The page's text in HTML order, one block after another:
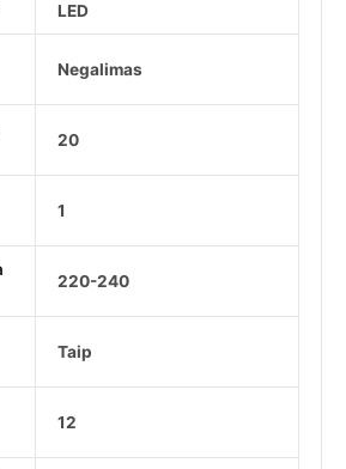
LED
Negalimas
20
1
220-240
Taip
12